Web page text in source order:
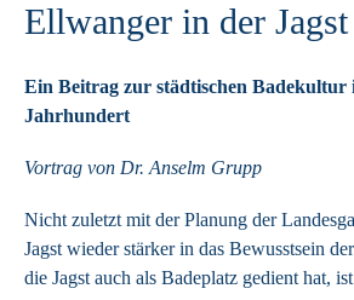
Ellwanger in der Jagst
Ein Beitrag zur städtischen Badekultur
Jahrhundert
Vortrag von Dr. Anselm Grupp
Nicht zuletzt mit der Planung der
Jagst wieder stärker in das Bewusstsein
die Jagst auch als Badeplatz gedient hat,